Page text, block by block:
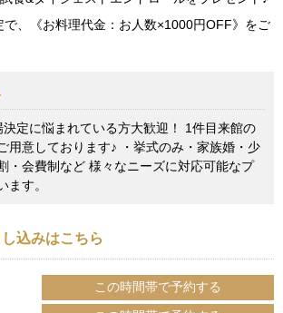
で、《お料理代金：お人数×1000円OFF》をご
決定に悩まれている方大歓迎！ 1件目来館の
用意しております♪ ・挙式のみ・家族婚・少
・会費制など 様々なニーズに対応可能なプ
ます。
込みはこちら